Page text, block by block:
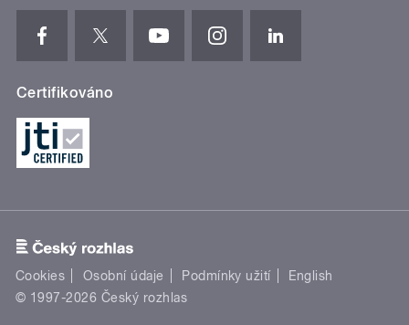
Certifikováno
Cookies Osobní údaje Podmínky užití
English
© 1997-2026 Český rozhlas